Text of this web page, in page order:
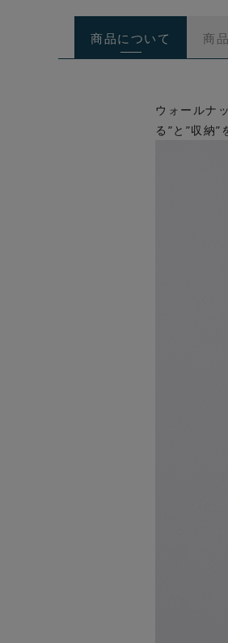
商品について 商
ウォールナ
る”と”収納